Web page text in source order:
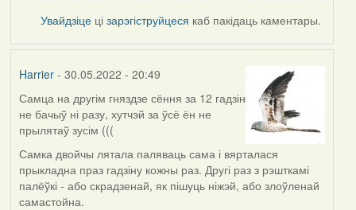
Увайдзіце цізарэгіструйцеся каб пакідаць каментары.
Harrier- 30.05.2022 - 20:49
Самца на другім гняздзе сёння за 12 гадзін
не бачыў ні разу, хутчэй за ўсё ён не
прылятаў зусім (((
Самка двойчы лятала паляваць сама і вярталася
прыкладна праз гадзіну кожны раз. Другі раз з рэшткамі
палёўкі - або скрадзенай, як пішуць ніжэй, або злоўленай
самастойна.